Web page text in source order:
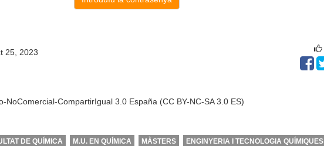
25, 2023
NoComercial-CompartirIgual 3.0 España (CC BY-NC-SA 3.0 ES)
DE QUÍMICA M.U. EN QUÍMICA MÀSTERS
ENGINYERIA I TECNOLOGIA QUÍMIQUES